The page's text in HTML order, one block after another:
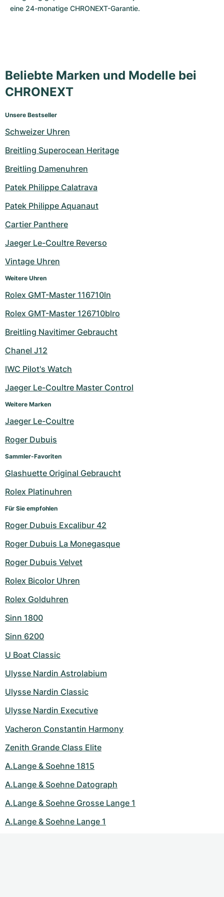
eine 24-monatige CHRONEXT-Garantie.
Beliebte Marken und Modelle bei
CHRONEXT
Unsere Bestseller
Schweizer Uhren
Breitling Superocean Heritage
Breitling Damenuhren
Patek Philippe Calatrava
Patek Philippe Aquanaut
Cartier Panthere
Jaeger Le-Coultre Reverso
Vintage Uhren
Weitere Uhren
Rolex GMT-Master 116710ln
Rolex GMT-Master 126710blro
Breitling Navitimer Gebraucht
Chanel J12
IWC Pilot's Watch
Jaeger Le-Coultre Master Control
Weitere Marken
Jaeger Le-Coultre
Roger Dubuis
Sammler-Favoriten
Glashuette Original Gebraucht
Rolex Platinuhren
Für Sie empfohlen
Roger Dubuis Excalibur 42
Roger Dubuis La Monegasque
Roger Dubuis Velvet
Rolex Bicolor Uhren
Rolex Golduhren
Sinn 1800
Sinn 6200
U Boat Classic
Ulysse Nardin Astrolabium
Ulysse Nardin Classic
Ulysse Nardin Executive
Vacheron Constantin Harmony
Zenith Grande Class Elite
A.Lange & Soehne 1815
A.Lange & Soehne Datograph
A.Lange & Soehne Grosse Lange 1
A.Lange & Soehne Lange 1